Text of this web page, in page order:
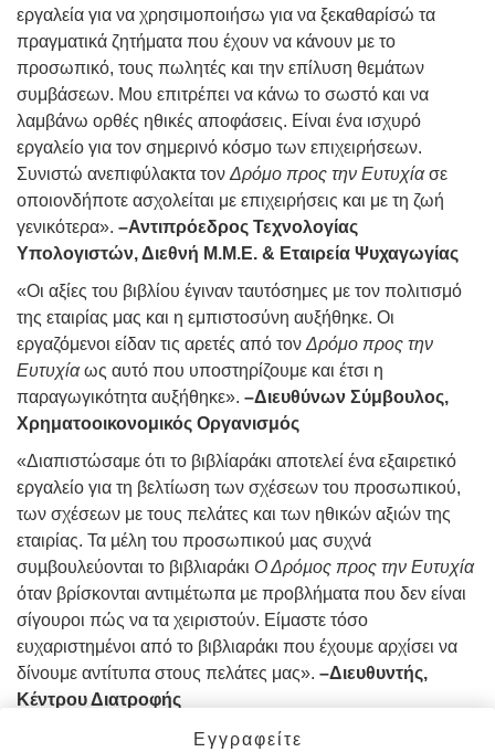
εργαλεία για να χρησιμοποιήσω για να ξεκαθαρίσώ τα
πραγματικά ζητήματα που έχουν να κάνουν με το
προσωπικό, τους πωλητές και την επίλυση θεμάτων
συμβάσεων. Μου επιτρέπει να κάνω το σωστό και να
λαμβάνω ορθές ηθικές αποφάσεις. Είναι ένα ισχυρό
εργαλείο για τον σημερινό κόσμο των επιχειρήσεων.
Συνιστώ ανεπιφύλακτα τον Δρόμο προς την Ευτυχίασε
οποιονδήποτε ασχολείται με επιχειρήσεις και με τη ζωή
γενικότερα». –Αντιπρόεδρος Τεχνολογίας
Υπολογιστών, Διεθνή Μ.Μ.Ε. & Εταιρεία Ψυχαγωγίας
«Οι αξίες του βιβλίου έγιναν ταυτόσημες με τον πολιτισμό
της εταιρίας μας και η εμπιστοσύνη αυξήθηκε. Οι
εργαζόμενοι είδαν τις αρετές από τον Δρόμο προς την
Ευτυχίαως αυτό που υποστηρίζουμε και έτσι η
παραγωγικότητα αυξήθηκε». –Διευθύνων Σύμβουλος,
Χρηματοοικονομικός Οργανισμός
«Διαπιστώσαμε ότι το βιβλίαράκι αποτελεί ένα εξαιρετικό
εργαλείο για τη βελτίωση των σχέσεων του προσωπικού,
των σχέσεων με τους πελάτες και των ηθικών αξιών της
εταιρίας. Τα µέλη του προσωπικού µας συχνά
συµβουλεύονται το βιβλιαράκι Ο Δρόµος προς την Ευτυχία
όταν βρίσκονται αντιµέτωπα µε προβλήµατα που δεν είναι
σίγουροι πώς να τα χειριστούν. Είμαστε τόσο
ευχαριστημένοι από το βιβλιαράκι που έχουμε αρχίσει να
δίνουμε αντίτυπα στους πελάτες μας». –Διευθυντής,
Κέντρου Διατροφής
«Αποφάσισα να γράψω στο Ίδρυμά σας και να ζητήσω
Εγγραφείτε